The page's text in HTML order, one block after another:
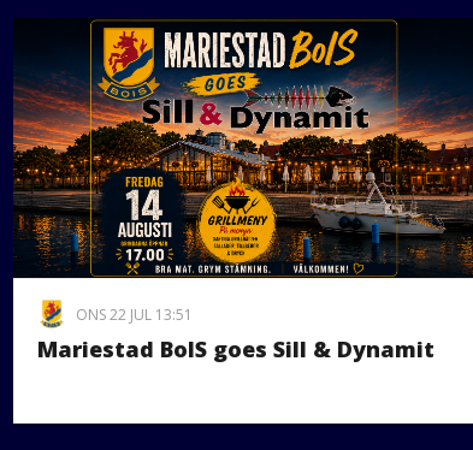
ONS 22 JUL 13:51
Mariestad BoIS goes Sill & Dynamit